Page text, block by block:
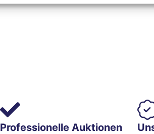
Professionelle Auktionen